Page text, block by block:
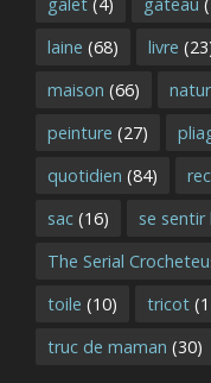
galet (4) gateau
laine (68) livre
maison (66)
peinture (27)
quotidien (84)
sac (16) se sentir
The Serial
toile (10) tricot
truc de maman (30)